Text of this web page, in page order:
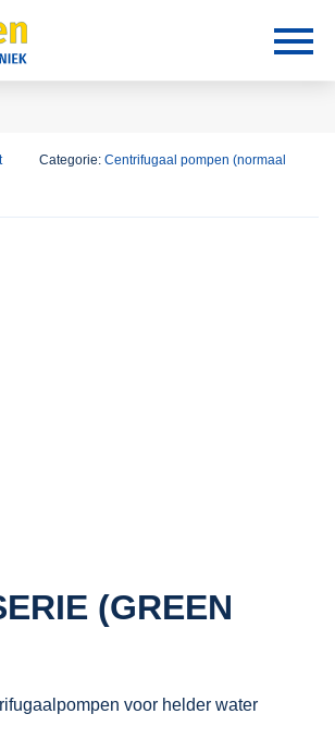
Categorie: Centrifugaal pompen (normaal
(GREEN
voor helder water